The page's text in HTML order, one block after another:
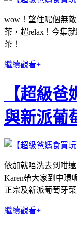
wow！望住呢個無
茶，超relax！今集
茶！
繼續觀看+
【超級
與新派葡
依加就唔洗去到咁
Karen帶大家到中環
正宗及新派葡萄牙菜
繼續觀看+